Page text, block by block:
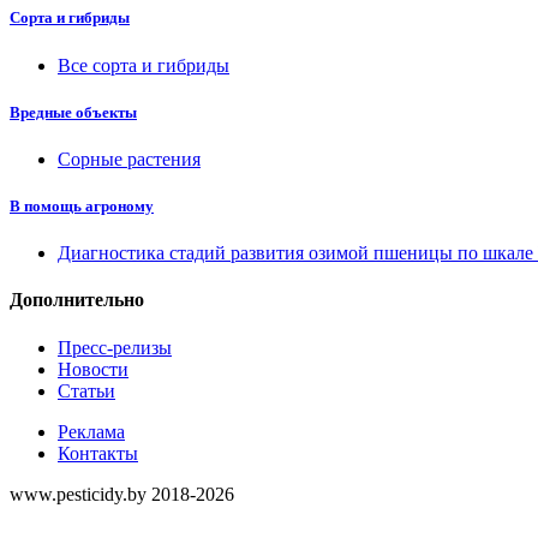
Сорта и гибриды
Все сорта и гибриды
Вредные объекты
Сорные растения
В помощь агроному
Диагностика стадий развития озимой пшеницы по
Дополнительно
Пресс-релизы
Новости
Статьи
Реклама
Контакты
www.pesticidy.by 2018-2026